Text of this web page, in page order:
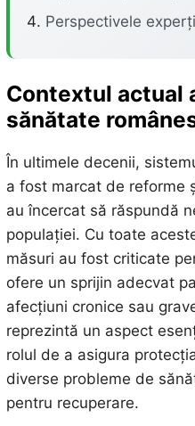
Perspectivele
Contextul actual
sănătate
În ultimele decenii,
a fost marcat de reforme
au încercat să răspundă
populației. Cu toate
măsuri au fost criticate
ofere un sprijin adecvat
afecțiuni cronice sau
reprezintă un aspect
rolul de a asigura
diverse probleme de
pentru recuperare.